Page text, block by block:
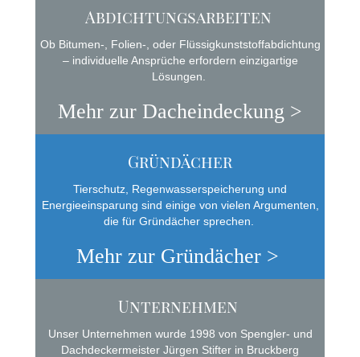
Abdichtungsarbeiten
Ob Bitumen-, Folien-, oder Flüssigkunststoffabdichtung
– individuelle Ansprüche erfordern einzigartige
Lösungen.
Mehr zur Dacheindeckung >
Gründächer
Tierschutz, Regenwasserspeicherung und
Energieeinsparung sind einige von vielen Argumenten,
die für Gründächer sprechen.
Mehr zur Gründächer >
Unternehmen
Unser Unternehmen wurde 1998 von Spengler- und
Dachdeckermeister Jürgen Stifter in Bruckberg